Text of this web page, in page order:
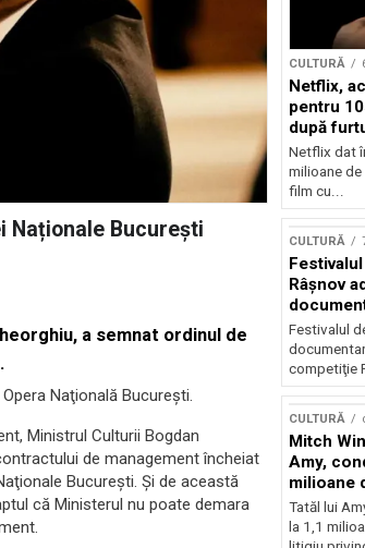
Naționale București
a semnat ordinul de
Naţională Bucureşti.
Ministrul Culturii Bogdan
de management încheiat
Bucureşti. Şi de această
că Ministerul nu poate demara
CULTURĂ
Netflix,
pentru
după
Nicolas
Netflix dat
milioane
film cu...
CULTURĂ
Râşnov
premieră
Festivalul
competiţie
CULTURĂ
Mitch
Amy,
milioane
litigiu
Tatăl lui
la 1,1